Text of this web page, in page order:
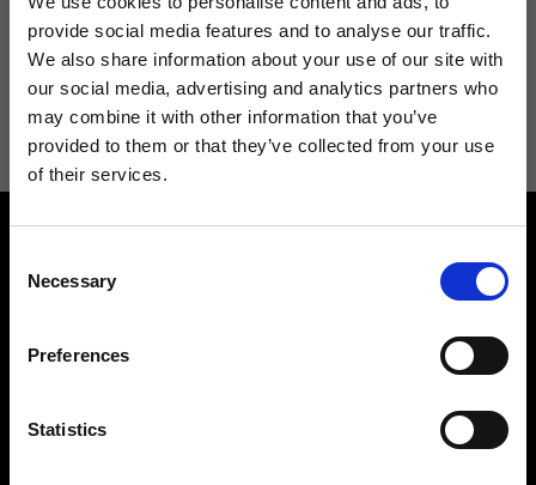
provide social media features and to analyse our traffic.
We also share information about your use of our site with
our social media, advertising and analytics partners who
may combine it with other information that you’ve
provided to them or that they’ve collected from your use
of their services.
Selection
Necessary
Preferences
Statistics
Acconsento a ricevere novità e promo da Ripani. Per maggiori
informazioni consulta la
Privacy Policy
Trova il tuo negozio Ripani
Rispondiamo a tutte le tue